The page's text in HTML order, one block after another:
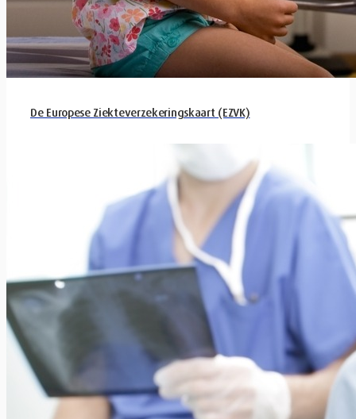
De Europese Ziekteverzekeringskaart (EZVK)